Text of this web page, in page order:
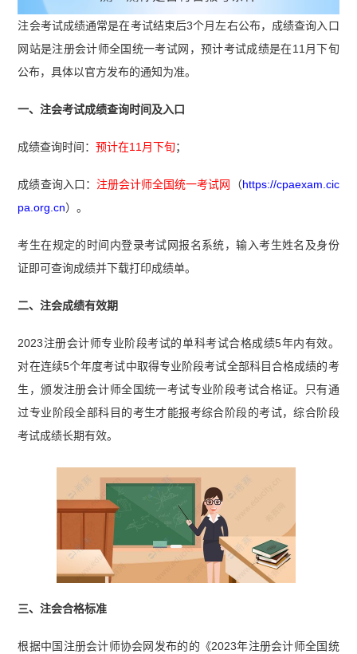
注会考试成绩通常是在考试结束后3个月左右公布，成绩查询入口
网站是注册会计师全国统一考试网，预计考试成绩是在11月下旬
公布，具体以官方发布的通知为准。
一、注会考试成绩查询时间及入口
成绩查询时间：预计在11月下旬；
成绩查询入口： 注册会计师全国统一考试网 （https://cpaexam.cic
pa.org.cn）。
考生在规定的时间内登录考试网报名系统，输入考生姓名及身份
证即可查询成绩并下载打印成绩单。
二、注会成绩有效期
2023注册会计师专业阶段考试的单科考试合格成绩5年内有效。
对在连续5个年度考试中取得专业阶段考试全部科目合格成绩的考
生，颁发注册会计师全国统一考试专业阶段考试合格证。只有通
过专业阶段全部科目的考生才能报考综合阶段的考试，综合阶段
考试成绩长期有效。
三、注会合格标准
根据中国注册会计师协会网发布的的《2023年注册会计师全国统